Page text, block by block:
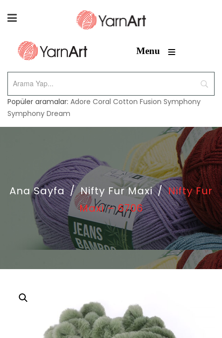
Menu ≡
Popüler aramalar: Adore Coral Cotton Fusion Symphony
Symphony Dream
Ana Sayfa / Nifty Fur Maxi / Nifty Fur
Maxi – 6706